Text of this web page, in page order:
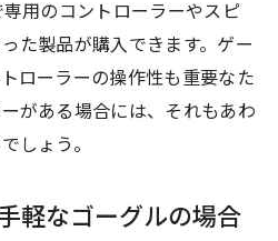
用のコントローラーやスピ
た製品が購入できます。ゲー
ローラーの操作性も重要なた
がある場合には、それもあわ
しょう。
軽なゴーグルの場合